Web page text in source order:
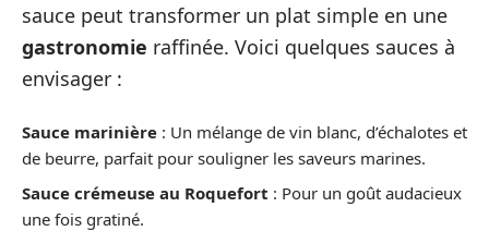
sauce peut transformer un plat simple en une
gastronomie raffinée. Voici quelques sauces à
envisager :
Sauce marinière : Un mélange de vin blanc, d’échalotes et
de beurre, parfait pour souligner les saveurs marines.
Sauce crémeuse au Roquefort : Pour un goût audacieux
une fois gratiné.